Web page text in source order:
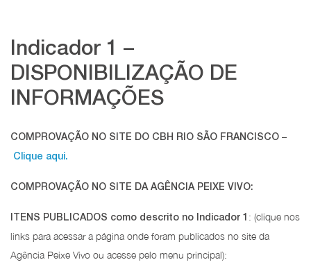
Indicador 1 –
DISPONIBILIZAÇÃO DE
INFORMAÇÕES
COMPROVAÇÃO NO SITE DO CBH RIO SÃO FRANCISCO –
Clique aqui.
COMPROVAÇÃO NO SITE DA AGÊNCIA PEIXE VIVO:
ITENS PUBLICADOS como descrito no Indicador 1 : (clique nos
links para acessar a página onde foram publicados no site da
Agência Peixe Vivo ou acesse pelo menu principal):